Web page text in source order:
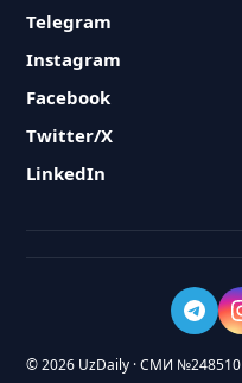
Telegram
Instagram
Facebook
Twitter/X
LinkedIn
© 2026 UzDaily · СМИ №248510